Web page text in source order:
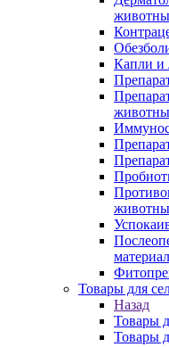
Капли и
материал
Товары для
Назад
Товары
Товары